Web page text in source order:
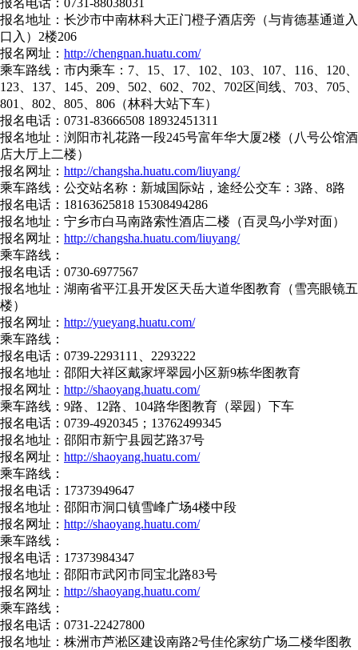
报名电话：0731-88038031
报名地址：长沙市中南林科大正门橙子酒店旁（与肯德基通道入
口入）2楼206
报名网址： http://chengnan.huatu.com/
乘车路线：市内乘车：7、15、17、102、103、107、116、120、
123、137、145、209、502、602、702、702区间线、703、705、
801、802、805、806（林科大站下车）
报名电话：0731-83666508 18932451311
报名地址：浏阳市礼花路一段245号富年华大厦2楼（八号公馆酒
店大厅上二楼）
报名网址： http://changsha.huatu.com/liuyang/
乘车路线：公交站名称：新城国际站，途经公交车：3路、8路
报名电话：18163625818 15308494286
报名地址：宁乡市白马南路索性酒店二楼（百灵鸟小学对面）
报名网址： http://changsha.huatu.com/liuyang/
乘车路线：
报名电话：0730-6977567
报名地址：湖南省平江县开发区天岳大道华图教育（雪亮眼镜五
楼）
报名网址： http://yueyang.huatu.com/
乘车路线：
报名电话：0739-2293111、2293222
报名地址：邵阳大祥区戴家坪翠园小区新9栋华图教育
报名网址： http://shaoyang.huatu.com/
乘车路线：9路、12路、104路华图教育（翠园）下车
报名电话：0739-4920345；13762499345
报名地址：邵阳市新宁县园艺路37号
报名网址： http://shaoyang.huatu.com/
乘车路线：
报名电话：17373949647
报名地址：邵阳市洞口镇雪峰广场4楼中段
报名网址： http://shaoyang.huatu.com/
乘车路线：
报名电话：17373984347
报名地址：邵阳市武冈市同宝北路83号
报名网址： http://shaoyang.huatu.com/
乘车路线：
报名电话：0731-22427800
报名地址：株洲市芦淞区建设南路2号佳伦家纺广场二楼华图教